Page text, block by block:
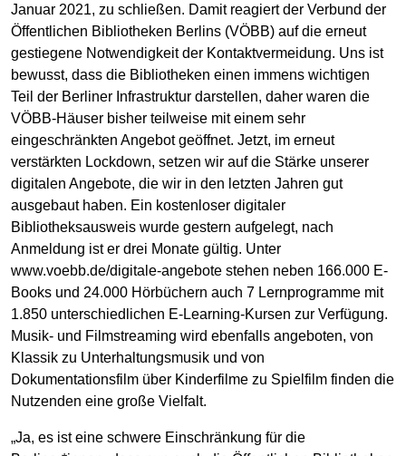
Januar 2021, zu schließen. Damit reagiert der Verbund der
Öffentlichen Bibliotheken Berlins (VÖBB) auf die erneut
gestiegene Notwendigkeit der Kontaktvermeidung. Uns ist
bewusst, dass die Bibliotheken einen immens wichtigen
Teil der Berliner Infrastruktur darstellen, daher waren die
VÖBB-Häuser bisher teilweise mit einem sehr
eingeschränkten Angebot geöffnet. Jetzt, im erneut
verstärkten Lockdown, setzen wir auf die Stärke unserer
digitalen Angebote, die wir in den letzten Jahren gut
ausgebaut haben. Ein kostenloser digitaler
Bibliotheksausweis wurde gestern aufgelegt, nach
Anmeldung ist er drei Monate gültig. Unter
www.voebb.de/digitale-angebote stehen neben 166.000 E-
Books und 24.000 Hörbüchern auch 7 Lernprogramme mit
1.850 unterschiedlichen E-Learning-Kursen zur Verfügung.
Musik- und Filmstreaming wird ebenfalls angeboten, von
Klassik zu Unterhaltungsmusik und von
Dokumentationsfilm über Kinderfilme zu Spielfilm finden die
Nutzenden eine große Vielfalt.
„Ja, es ist eine schwere Einschränkung für die